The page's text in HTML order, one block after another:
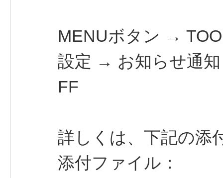
MENUボタン →
設定 → お知らせ通
FF
詳しくは、下記の添
添付ファイル：